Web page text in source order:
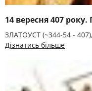
14 вересня 407
ЗЛАТОУСТ (~344-54 -
Дізнатись більше